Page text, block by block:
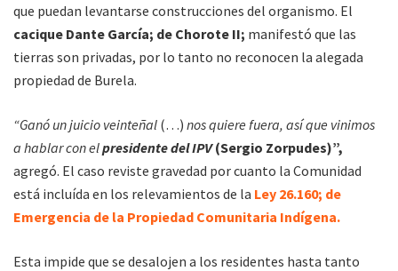
que puedan levantarse construcciones del organismo. El
cacique Dante García; de Chorote II; manifestó que las
tierras son privadas, por lo tanto no reconocen la alegada
propiedad de Burela.
“Ganó un juicio veinteñal (…) nos quiere fuera, así que vinimos
a hablar con elpresidente del IPV(Sergio Zorpudes)”,
agregó. El caso reviste gravedad por cuanto la Comunidad
está incluída en los relevamientos de la Ley 26.160; de
Emergencia de la Propiedad Comunitaria Indígena.
Esta impide que se desalojen a los residentes hasta tanto